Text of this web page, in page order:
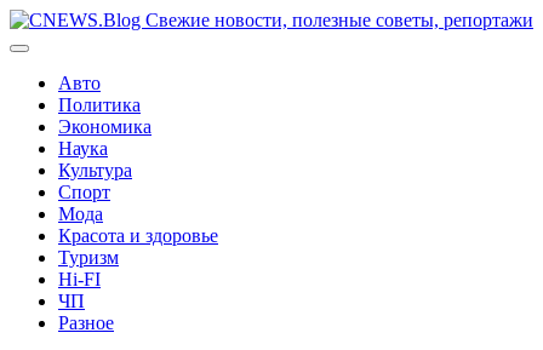
Перейти
к
Авто
Политика
Экономика
Наука
Культура
Спорт
Мода
Красота и здоровье
Туризм
Hi-FI
ЧП
Разное